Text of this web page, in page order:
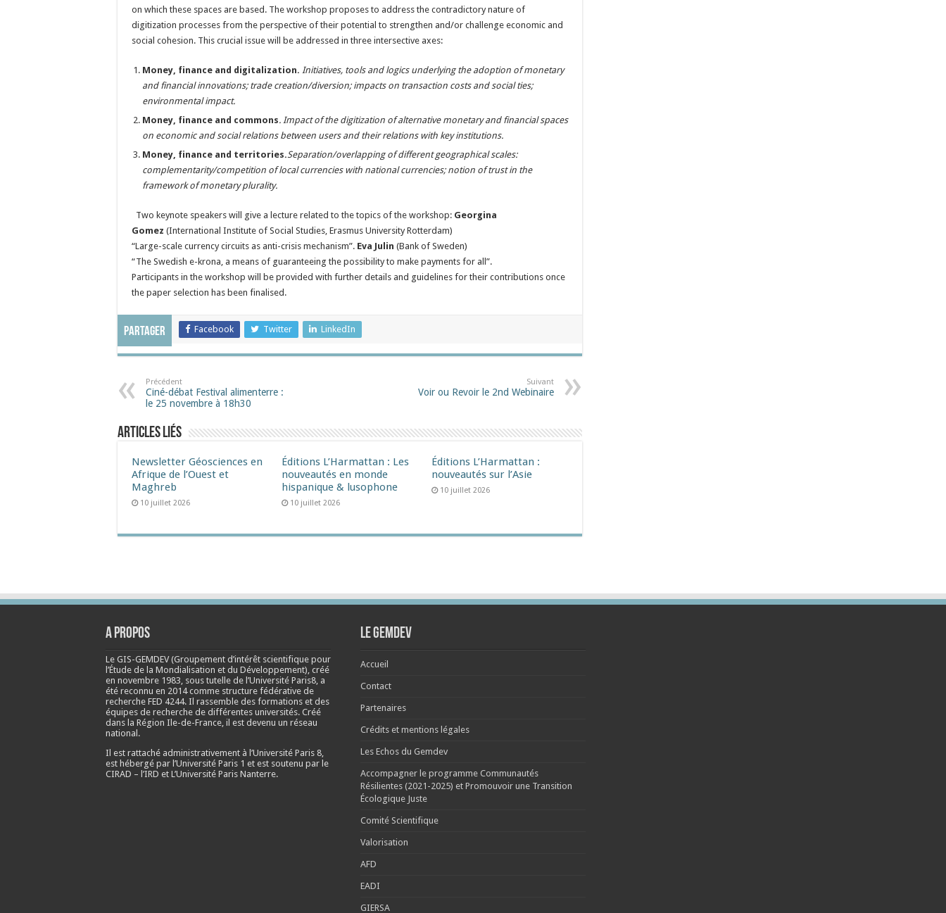
on which these spaces are based. The workshop proposes to address the contradictory nature of
digitization processes from the perspective of their potential to strengthen and/or challenge economic and
social cohesion. This crucial issue will be addressed in three intersective axes:
Money, finance and digitalization. Initiatives, tools and logics underlying the adoption of monetary
and financial innovations; trade creation/diversion; impacts on transaction costs and social ties;
environmental impact.
Money, finance and commons. Impact of the digitization of alternative monetary and financial spaces
on economic and social relations between users and their relations with key institutions.
Money, finance and territories.Separation/overlapping of different geographical scales:
complementarity/competition of local currencies with national currencies; notion of trust in the
framework of monetary plurality.
Two keynote speakers will give a lecture related to the topics of the workshop: Georgina
Gomez (International Institute of Social Studies, Erasmus University Rotterdam)
“Large-scale currency circuits as anti-crisis mechanism”. Eva Julin (Bank of Sweden)
“The Swedish e-krona, a means of guaranteeing the possibility to make payments for all”.
Participants in the workshop will be provided with further details and guidelines for their contributions once
the paper selection has been finalised.
Partager Facebook Twitter LinkedIn
Précédent
Ciné-débat Festival alimenterre :
le 25 novembre à 18h30
Suivant
Voir ou Revoir le 2nd Webinaire
Articles liés
Newsletter Géosciences en
Afrique de l’Ouest et
Maghreb
10 juillet 2026
Éditions L’Harmattan : Les
nouveautés en monde
hispanique & lusophone
10 juillet 2026
Éditions L’Harmattan :
nouveautés sur l’Asie
10 juillet 2026
A propos
Le GIS-GEMDEV (Groupement d’intérêt scientifique pour
l’Étude de la Mondialisation et du Développement), créé
en novembre 1983, sous tutelle de l’Université Paris8, a
été reconnu en 2014 comme structure fédérative de
recherche FED 4244. Il rassemble des formations et des
équipes de recherche de différentes universités. Créé
dans la Région Ile-de-France, il est devenu un réseau
national.
Il est rattaché administrativement à l’Université Paris 8,
est hébergé par l’Université Paris 1 et est soutenu par le
CIRAD – l’IRD et L’Université Paris Nanterre.
Le Gemdev
Accueil
Contact
Partenaires
Crédits et mentions légales
Les Echos du Gemdev
Accompagner le programme Communautés
Résilientes (2021-2025) et Promouvoir une Transition
Écologique Juste
Comité Scientifique
Valorisation
AFD
EADI
GIERSA